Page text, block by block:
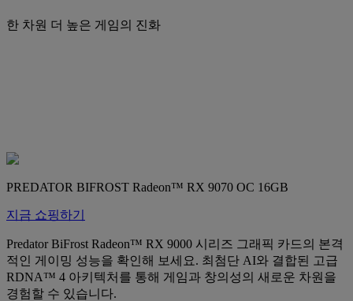
한 차원 더 높은 게임의 진화
PREDATOR BIFROST Radeon™ RX 9070 OC 16GB
지금 쇼핑하기
Predator BiFrost Radeon™ RX 9000 시리즈 그래픽 카드의 본격
적인 게이밍 성능을 확인해 보세요. 최첨단 AI와 결합된 고급
RDNA™ 4 아키텍처를 통해 게임과 창의성의 새로운 차원을
경험할 수 있습니다.